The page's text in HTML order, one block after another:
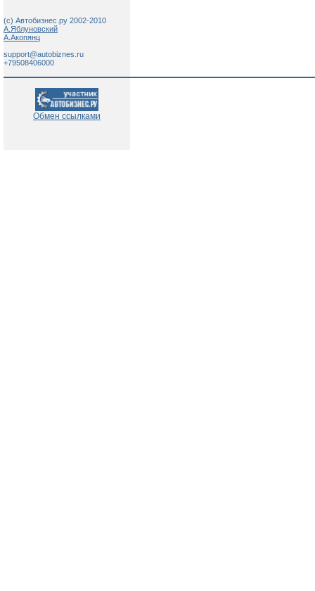
(c) Автобизнес.ру 2002-2010
А.Яблуновский
А.Акопянц
support@autobiznes.ru
+79508406000
Обмен ссылками